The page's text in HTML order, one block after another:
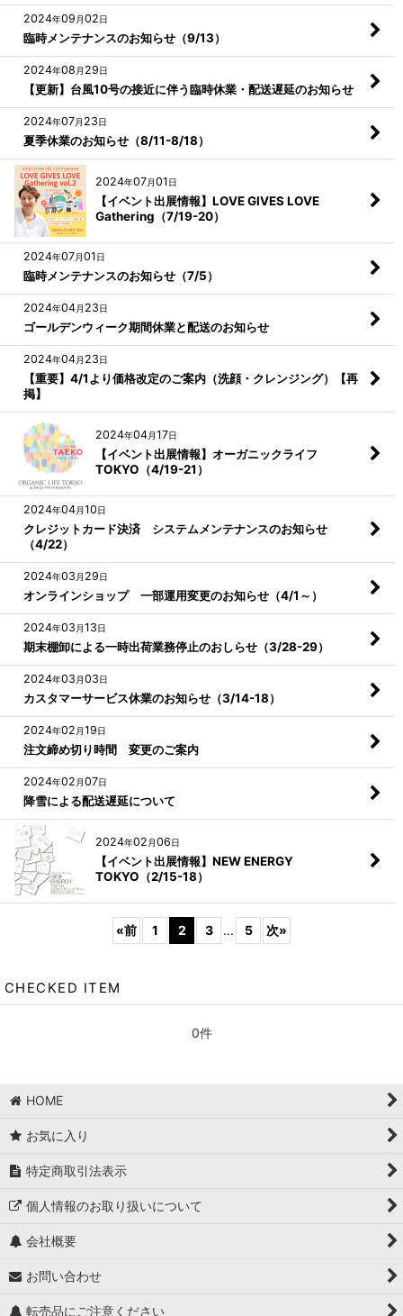
2024年09 月02日
臨時メンテナンスのお知らせ（9/13）
2024年08 月 29日
【更新】台風10号の接近に伴う臨時休業・配送遅延のお知らせ
2024年07月 23日
夏季休業のお知らせ（8/11-8/18）
2024年07月01日
【イベント出展情報】LOVE GIVES LOVE
Gathering（7/19-20）
2024年07月01日
臨時メンテナンスのお知らせ（7/5）
2024年04月 23日
ゴールデンウィーク期間休業と配送のお知らせ
2024年04月 23日
【重要】4/1より価格改定のご案内（洗顔・クレンジング）【再
掲】
2024年04月17日
【イベント出展情報】オーガニックライフ
TOKYO（4/19-21）
2024年04月10日
クレジットカード決済 システムメンテナンスのお知らせ
（4/22）
2024年03 月 29日
オンラインショップ 一部運用変更のお知らせ（4/1～）
2024年03 月13日
期末棚卸による一時出荷業務停止のおしらせ（3/28-29）
2024年03 月03日
カスタマーサービス休業のお知らせ（3/14-18）
2024年02 月19日
注文締め切り時間 変更のご案内
2024年02 月07日
降雪による配送遅延について
2024年02 月06日
【イベント出展情報】NEW ENERGY
TOKYO（2/15-18）
«前 1 2 3 ... 5 次»
CHECKED ITEM
0件
HOME
お気に入り
特定商取引法表示
個人情報のお取り扱いについて
会社概要
お問い合わせ
転売品にご注意ください